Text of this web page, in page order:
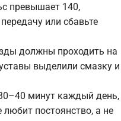
превышает 140,
или сбавьте
должны проходить на
выделили смазку и
минут каждый день,
постоянство, а не